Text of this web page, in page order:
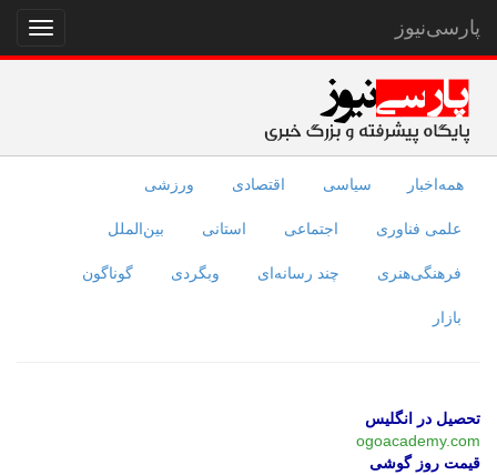
نمایش
منو
پارسی‌نیوز
همه‌اخبار سیاسی اقتصادی ورزشی
علمی فناوری اجتماعی استانی بین‌الملل
فرهنگی‌هنری چند رسانه‌ای وبگردی گوناگون
بازار
تحصیل در انگلیس
ogoacademy.com
قیمت روز گوشی